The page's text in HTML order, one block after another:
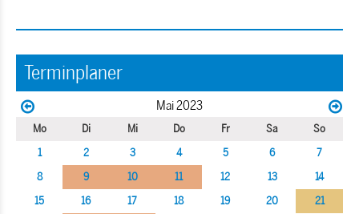
Terminplaner
Mai 2023
Mo Di Mi Do Fr Sa
So
1
2 3 4 5 6
7
8
9 10 11 12 13
14
15
16 17 18 19 20
21